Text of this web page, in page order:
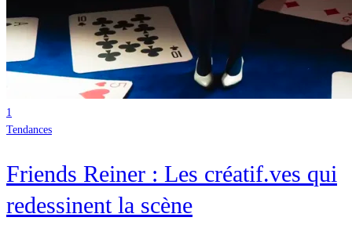
1
Tendances
Friends Reiner : Les créatif.ves qui
redessinent la scène